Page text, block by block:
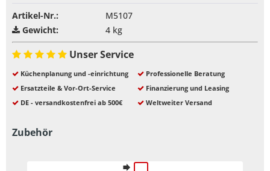
Artikel-Nr.:
M5107
Gewicht:
4 kg
Unser Service
Küchenplanung und -einrichtung
Professionelle Beratung
Ersatzteile & Vor-Ort-Service
Finanzierung und Leasing
DE - versandkostenfrei ab 500€
Weltweiter Versand
Zubehör